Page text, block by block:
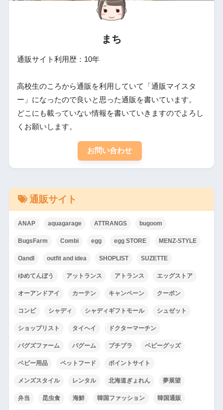
まち
通販サイト利用歴：10年
高校生のころから通販を利用していて「通販マイスタ
ー」になったので良いと思った通販を書いています。
どこにも載っていない情報を書いていきますのでよろし
くお願いします。
お問い合わせ
通販サイト
ANAP aquagarage ATTRANGS bugoom
BugsFarm Combi egg egg STORE MENZ-STYLE
OandI outfit and idea SHOPLIST SUZETTE
ゆめてんぼう アットランス アトランス エッグストア
オーアンドアイ カーテン キャンペーン クーポン
コンビ シャディ シャディギフトモール シュゼット
ショップリスト タイヘイ ドクターマーチン
バグズファーム バグーム プチプラ ベビーグッズ
ベビー用品 ペットフード ポイントサイト
メンズスタイル レンタル 北海道ぎょれん 夢展望
弁当 昆虫食 海鮮 韓国ファッション 韓国通販